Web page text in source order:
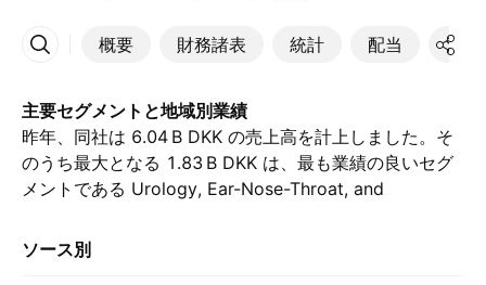
概要 財務諸表 統計 配当 決算
その他
主要セグメントと地域別業績
昨年、同社は ‪6.04 B‬ DKK の売上高を計上しました。そ
のうち最大となる ‪1.83 B‬ DKK は、最も業績の良いセグ
メントである Urology, Ear-Nose-Throat, and
は 米国 によるもので、昨年は ‪2.98 B‬ DKK を占めまし
ソース別